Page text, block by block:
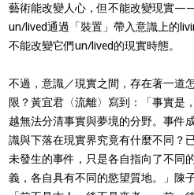
藝術能改變人心，但不能改變現實
un/lived通過「裝置」帶入意識上的
不能改變它們un/lived的現實時態。
不過，意識／現實之間，存在著一道
限？黃宜君〈流離〉寫到：「事實是
越無法分清事實與夢境的分野。事件
識與下落在現實界究竟有什麼不同？
未發生的事件，只是各自指向了不同
義，各自具有不同的慾望質地。」陳